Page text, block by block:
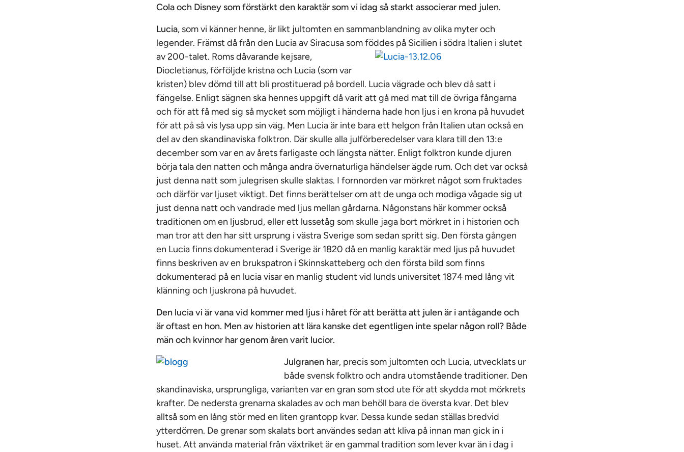
Cola och Disney som förstärkt den karaktär som vi idag så starkt associerar med julen.
Lucia, som vi känner henne, är likt jultomten en sammanblandning av olika myter och
legender. Främst då från den Lucia av Siracusa som föddes på Sicilien i södra Italien i slutet
av 200-talet. Roms dåvarande kejsare,
Diocletianus, förföljde kristna och Lucia (som var
kristen) blev dömd till att bli prostituerad på bordell. Lucia vägrade och blev då satt i
fängelse. Enligt sägnen ska hennes uppgift då varit att gå med mat till de övriga fångarna
och för att få med sig så mycket som möjligt i händerna hade hon ljus i en krona på huvudet
för att på så vis lysa upp sin väg. Men Lucia är inte bara ett helgon från Italien utan också en
del av den skandinaviska folktron. Där skulle alla julförberedelser vara klara till den 13:e
december som var en av årets farligaste och längsta nätter. Enligt folktron kunde djuren
börja tala den natten och många andra övernaturliga händelser ägde rum. Och det var också
just denna natt som julegrisen skulle slaktas. I fornnorden var mörkret något som fruktades
och därför var ljuset viktigt. Det finns berättelser om att de unga och modiga vågade sig ut
just denna natt och vandrade med ljus mellan gårdarna. Någonstans här kommer också
traditionen om en ljusbrud, eller ett lussetåg som skulle jaga bort mörkret in i historien och
man tror att den har sitt ursprung i västra Sverige som sedan spritt sig. Den första gången
en Lucia finns dokumenterad i Sverige är 1820 då en manlig karaktär med ljus på huvudet
finns beskriven av en brukspatron i Skinnskatteberg och den första bild som finns
dokumenterad på en lucia visar en manlig student vid lunds universitet 1874 med lång vit
klänning och ljuskrona på huvudet.
Den lucia vi är vana vid kommer med ljus i håret för att berätta att julen är i antågande och
är oftast en hon. Men av historien att lära kanske det egentligen inte spelar någon roll? Både
män och kvinnor har genom åren varit lucior.
Julgranen har, precis som jultomten och Lucia, utvecklats ur
både svensk folktro och andra utomstående traditioner. Den
skandinaviska, ursprungliga, varianten var en gran som stod ute för att skydda mot mörkrets
krafter. De nedersta grenarna skalades av och man behöll bara de översta kvar. Det blev
alltså som en lång stör med en liten grantopp kvar. Dessa kunde sedan ställas bredvid
ytterdörren. De grenar som skalats bort användes sedan att kliva på innan man gick in i
huset. Att använda material från växtriket är en gammal tradition som lever kvar än i dag i